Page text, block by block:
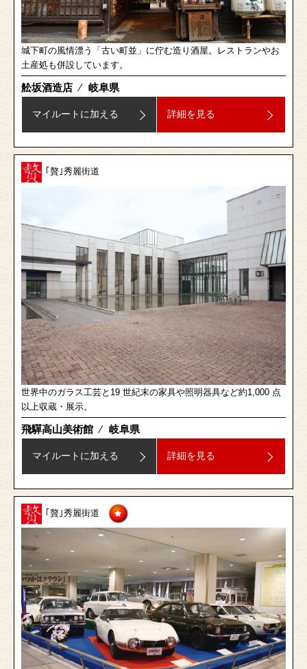
城下町の風情漂う「古い町並」に佇む造り酒屋。レストランやお
土産処も併設しています。
舩坂酒造店 ⁄ 岐阜県
マイルートに加える 詳細を見る
｢贅｣秀麗街道
世界中のガラス工芸と19 世紀末の家具や照明器具など約1,000 点
以上収蔵・展示。
飛驒高山美術館 ⁄ 岐阜県
マイルートに加える 詳細を見る
｢贅｣秀麗街道